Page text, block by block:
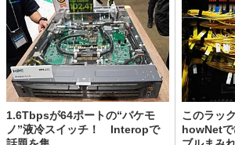
1.6Tbpsが64ポートの“バケモ
ノ”液冷スイッチ！ Interopで
このラッ
howNetで